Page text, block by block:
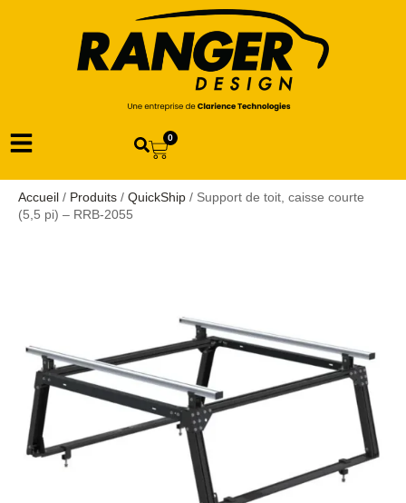
0
Accueil / Produits / QuickShip / Support de toit, caisse courte
(5,5 pi) – RRB-2055